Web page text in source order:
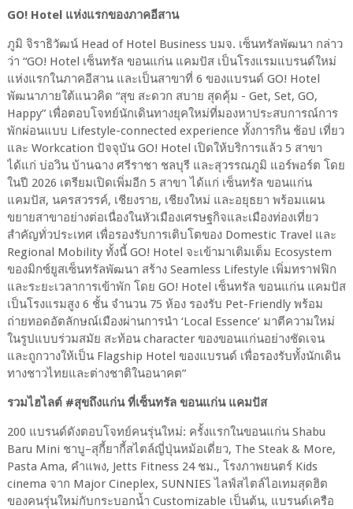
GO! Hotel แห่งแรกของภาคอีสาน
ภูมิ จิราธิวัฒน์ Head of Hotel Businessบมจ. เซ็นทรัลพัฒนา กล่าว
ว่า “GO! Hotel เซ็นทรัล ขอนแก่น แคมปัส เป็นโรงแรมแบรนด์ใหม่
แห่งแรกในภาคอีสาน และเป็นสาขาที่ 6 ของแบรนด์ GO! Hotel
พัฒนาภายใต้แนวคิด “สุข สะดวก สบาย สุดคุ้ม - Get, Set, GO,
Happy” เพื่อตอบโจทย์นักเดินทางยุคใหม่ที่มองหาประสบการณ์การ
พักผ่อนแบบ Lifestyle-connected experience ทั้งการกิน ช้อป เที่ยว
และ Workcation ปัจจุบัน GO! Hotel เปิดให้บริการแล้ว 5 สาขา
ได้แก่ บ่อวิน บ้านฉาง ศรีราชา ชลบุรี และสุวรรณภูมิ แอร์พอร์ต โดย
ในปี 2026 เตรียมเปิดเพิ่มอีก 5 สาขา ได้แก่ เซ็นทรัล ขอนแก่น
แคมปัส, นครสวรรค์, เชียงราย, เชียงใหม่ และอยุธยา พร้อมแผน
ขยายสาขาอย่างต่อเนื่องในหัวเมืองเศรษฐกิจและเมืองท่องเที่ยว
สำคัญทั่วประเทศ เพื่อรองรับการเติบโตของ Domestic Travel และ
Regional Mobilityทั้งนี้ GO! Hotel จะเข้ามาเติมเต็ม Ecosystem
ของมิกซ์ยูสเซ็นทรัลพัฒนา สร้าง Seamless Lifestyle เพิ่มทราฟฟิก
และระยะเวลาการเข้าพัก โดย GO! Hotel เซ็นทรัล ขอนแก่น แคมปัส
เป็นโรงแรมสูง 6 ชั้น จำนวน 75 ห้อง รองรับ Pet-Friendly พร้อม
ถ่ายทอดอัตลักษณ์เมืองผ่านการนำ ‘Local Essence’ มาตีความใหม่
ในรูปแบบร่วมสมัย สะท้อน character ของขอนแก่นอย่างชัดเจน
และถูกวางให้เป็น Flagship Hotel ของแบรนด์ เพื่อรองรับทั้งนักเดิน
ทางชาวไทยและต่างชาติในอนาคต”
รวมไฮไลต์ #สุขถึงแก่น ที่เซ็นทรัล ขอนแก่น แคมปัส
200 แบรนด์ดังตอบโจทย์คนรุ่นใหม่: ครั้งแรกในขอนแก่น Shabu
Baru Mini ชาบู–สุกี้ยากี้สไตล์ญี่ปุ่นหม้อเดี่ยว, The Steak & More,
Pasta Ama, คำแพง, Jetts Fitness 24ชม., โรงภาพยนตร์ Kids
cinema จาก Major Cineplex, SUNNIESไลฟ์สไตล์ไอเทมสุดฮิต
ของคนรุ่นใหม่กับกระบอกน้ำ Customizable เป็นต้น, แบรนด์เครือ